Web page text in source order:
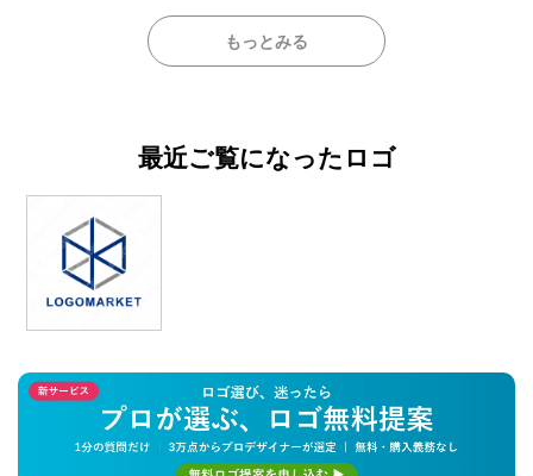
もっとみる
最近ご覧になったロゴ